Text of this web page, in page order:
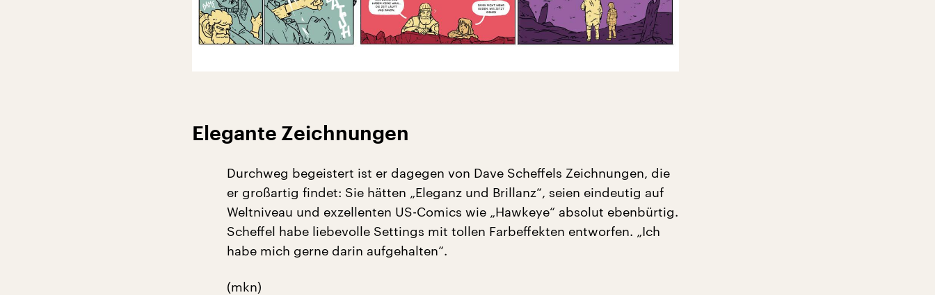
Elegante Zeichnungen
Durchweg begeistert ist er dagegen von Dave Scheffels Zeichnungen, die
er großartig findet: Sie hätten „Eleganz und Brillanz“, seien eindeutig auf
Weltniveau und exzellenten US-Comics wie „Hawkeye“ absolut ebenbürtig.
Scheffel habe liebevolle Settings mit tollen Farbeffekten entworfen. „Ich
habe mich gerne darin aufgehalten“.
(mkn)